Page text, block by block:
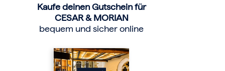
Kaufe deinen Gutschein für
CESAR & MORIAN
bequem und sicher online